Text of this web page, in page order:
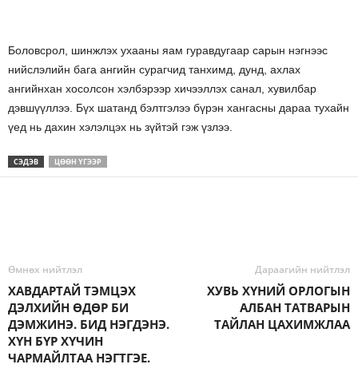
Боловсрол, шинжлэх ухааны яам гуравдугаар сарын нэгнээс
нийслэлийн бага ангийн сурагчид танхимд, дунд, ахлах
ангийнхан хосолсон хэлбэрээр хичээллэх санал, хувилбар
дэвшүүллээ. Бүх шатанд бэлтгэлээ бүрэн хангасны дараа тухайн
үед нь дахин хэлэлцэх нь зүйтэй гэж үзлээ.
СЭДЭВ ЦӨӨН ҮГЭЭР
Өмнөх нийтлэл
ХАВДАРТАЙ ТЭМЦЭХ
ДЭЛХИЙН ӨДӨР БИ
ДЭМЖИНЭ. БИД НЭГДЭНЭ.
ХҮН БҮР ХҮЧИН
ЧАРМАЙЛТАА НЭГТГЭЕ.
Дараагийн нийтлэл
ХУВЬ ХҮНИЙ ОРЛОГЫН
АЛБАН ТАТВАРЫН
ТАЙЛАН ЦАХИМЖЛАА